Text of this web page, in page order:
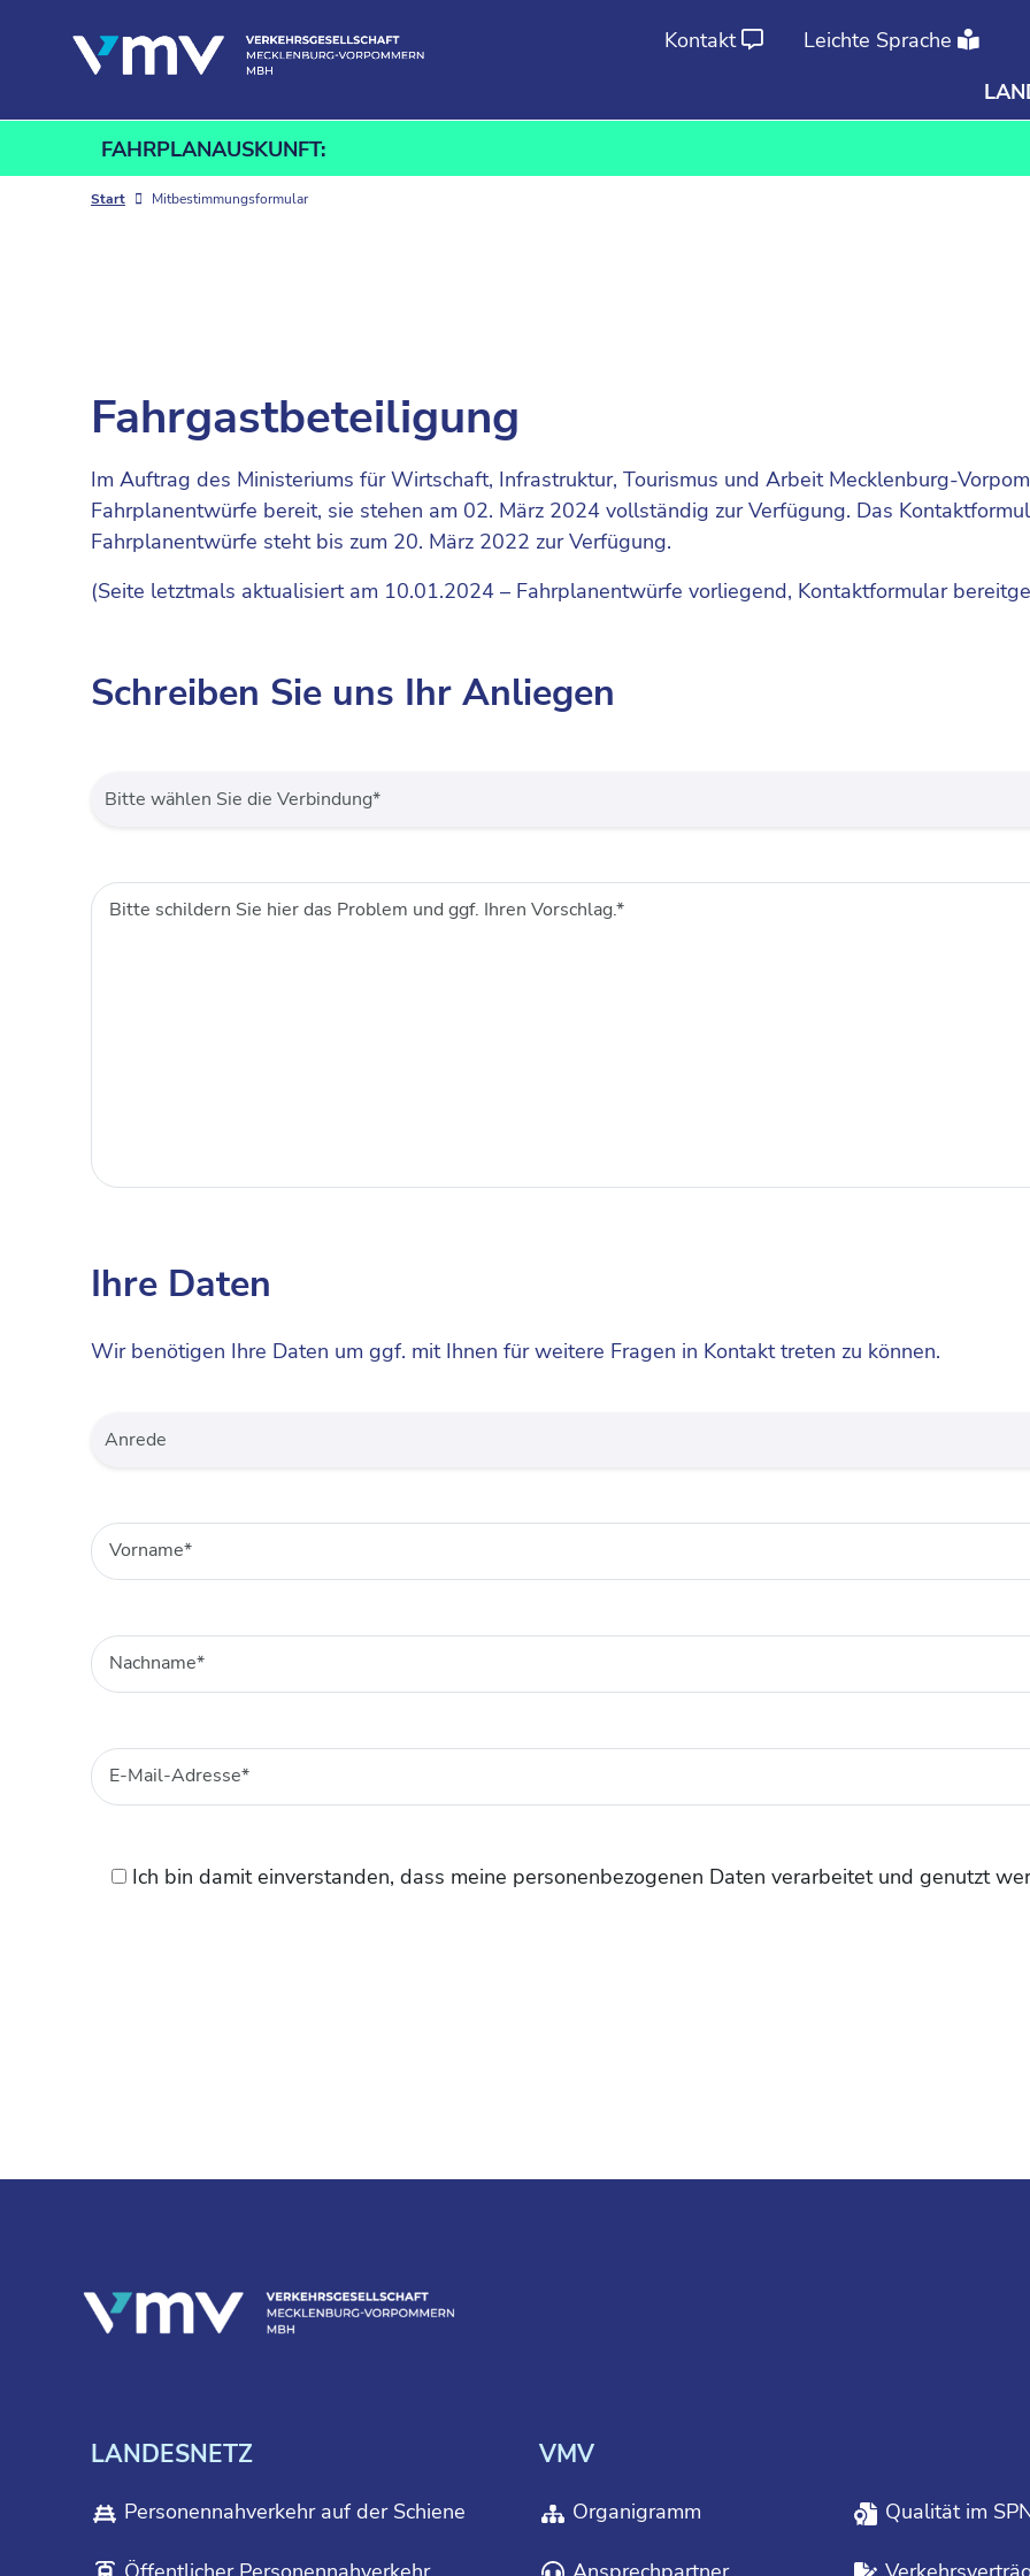
Kontakt
Leichte Sprache
FAHRPLANAUSKUNFT:
Start Mitbestimmungsformular
Fahrgastbeteiligung
Im Auftrag des Ministeriums für Wirtschaft, Infrastruktur, Tourismus und Arbeit Mecklenburg-
Fahrplanentwürfe bereit, sie stehen am 02. März 2024 vollständig zur Verfügung. Das
Fahrplanentwürfe steht bis zum 20. März 2022 zur Verfügung.
(Seite letztmals aktualisiert am 10.01.2024 – Fahrplanentwürfe vorliegend, Kontaktformular
Schreiben Sie uns Ihr Anliegen
Bitte schildern Sie hier das Problem und ggf. Ihren Vorschlag.*
Ihre Daten
Wir benötigen Ihre Daten um ggf. mit Ihnen für weitere Fragen in Kontakt treten zu können.
Vorname*
Nachname*
E-Mail-Adresse*
Ich bin damit einverstanden, dass meine personenbezogenen Daten verarbeitet und genutzt
LANDESNETZ
Personennahverkehr auf der Schiene
VMV
Organigramm Qualität im